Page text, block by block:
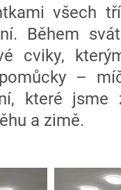
všech
Během
cviky,
–
které jsme
a zimě.